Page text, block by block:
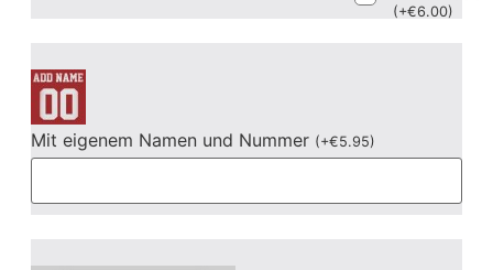
(+€6.00)
Mit eigenem Namen und Nummer (+€5.95)